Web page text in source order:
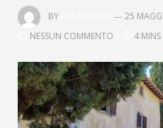
BY
25
NESSUN COMMENTO
4 MINS